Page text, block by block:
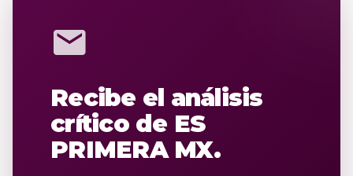
mail
Recibe el análisis
crítico de ES
PRIMERA MX.